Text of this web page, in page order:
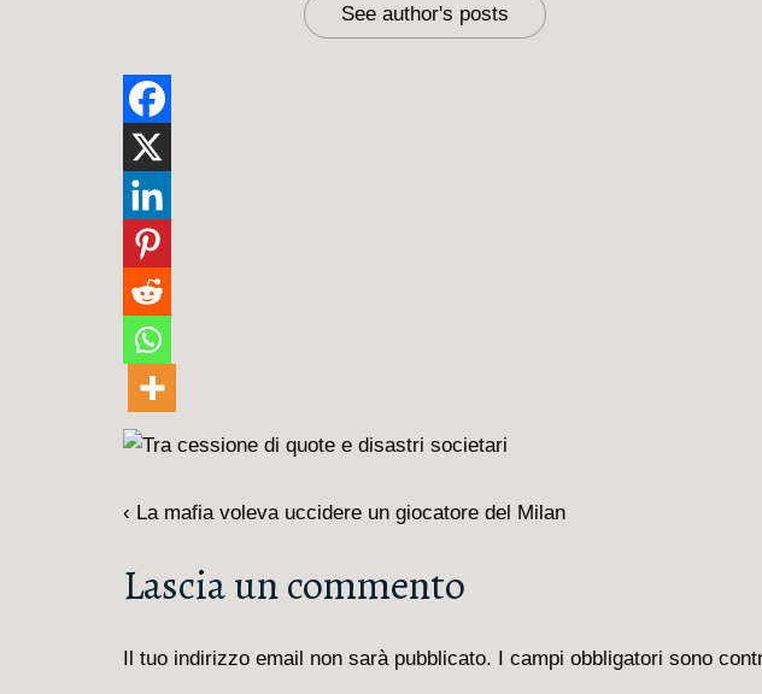
See author's posts
Navigazione
L'articolo
è
‹ La mafia voleva uccidere un giocatore del Milan
Lascia un commento
Il tuo indirizzo email non sarà pubblicato. I campi obbligatori sono